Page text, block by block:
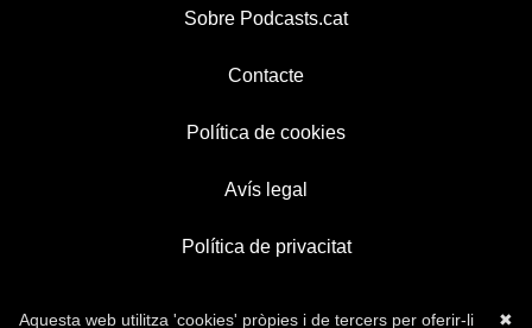
Sobre Podcasts.cat
Contacte
Política de cookies
Avís legal
Política de privacitat
✖
Aquesta web utilitza 'cookies' pròpies i de tercers per oferir-li